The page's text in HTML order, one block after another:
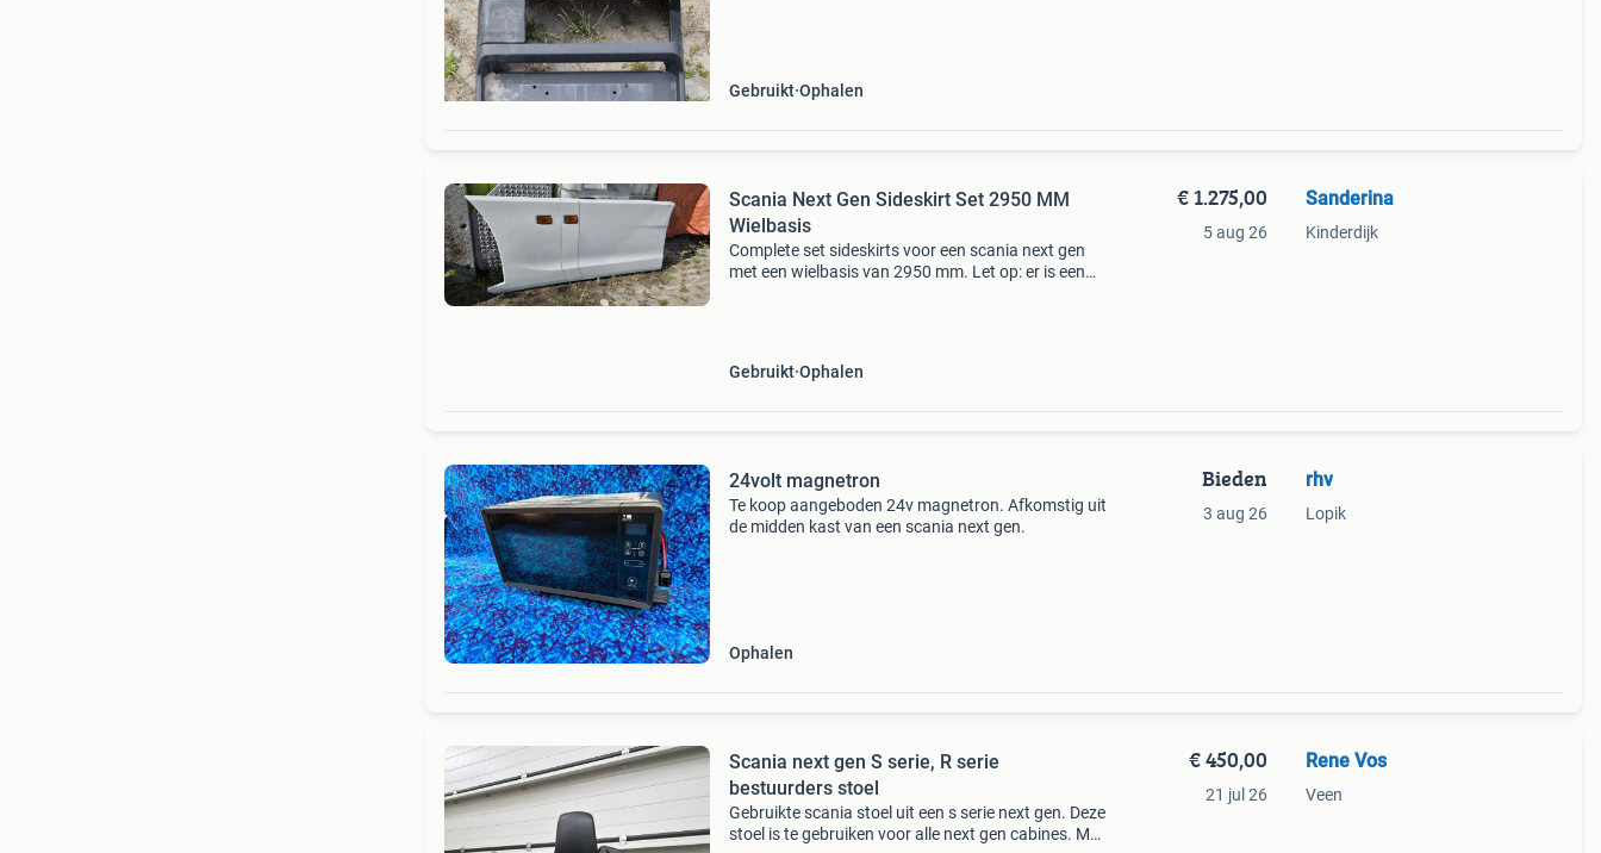
Gebruikt Ophalen
Scania Next Gen Sideskirt Set 2950 MM
Wielbasis
Complete set sideskirts voor een scania next gen
met een wielbasis van 2950 mm. Let op: er is een
Gebruikt Ophalen
€ 1.275,00
5 aug 26
Sanderina
Kinderdijk
24volt magnetron
Te koop aangeboden 24v magnetron. Afkomstig uit
de midden kast van een scania next gen.
Ophalen
Bieden
3 aug 26
rhv
Lopik
Scania next gen S serie, R serie
bestuurders stoel
Gebruikte scania stoel uit een s serie next gen. Deze
stoel is te gebruiken voor alle next gen cabines. Met
€ 450,00
21 jul 26
Rene Vos
Veen